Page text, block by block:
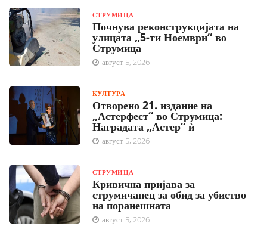
СТРУМИЦА
Почнува реконструкцијата на
улицата „5-ти Ноември“ во
Струмица
август 5, 2026
КУЛТУРА
Отворено 21. издание на
„Астерфест“ во Струмица:
Наградата „Астер“ ѝ
август 5, 2026
СТРУМИЦА
Кривична пријава за
струмичанец за обид за убиство
на поранешната
август 5, 2026